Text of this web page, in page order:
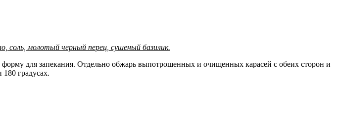
соль, молотый черный перец, сушеный базилик.
для запекания. Отдельно обжарь выпотрошенных и очищенных карасей с обеих сторон и
градусах.